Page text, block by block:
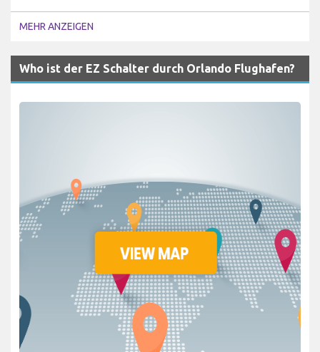
MEHR ANZEIGEN
Who ist der EZ Schalter durch Orlando Flughafen?